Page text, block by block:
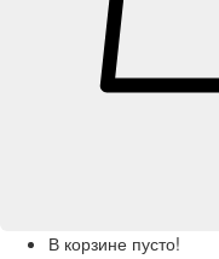
В корзине пусто!